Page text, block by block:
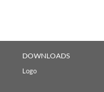
DOWNLOADS
Logo